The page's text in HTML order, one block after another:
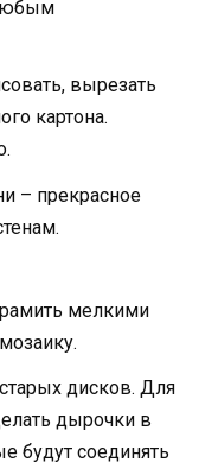
вырезать
картона.
– прекрасное
мелкими
дисков. Для
дырочки в
будут соединять